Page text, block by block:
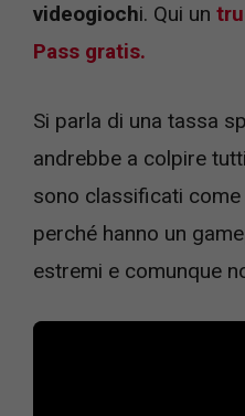
videogiochi. Qui un
Pass gratis.
Si parla di una tassa
andrebbe a colpire
sono classificati
perché hanno un
estremi e comunque